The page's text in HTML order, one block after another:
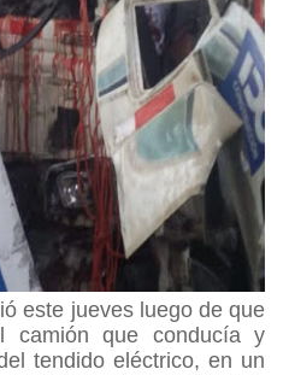
este jueves luego de que
camión que conducía y
tendido eléctrico, en un